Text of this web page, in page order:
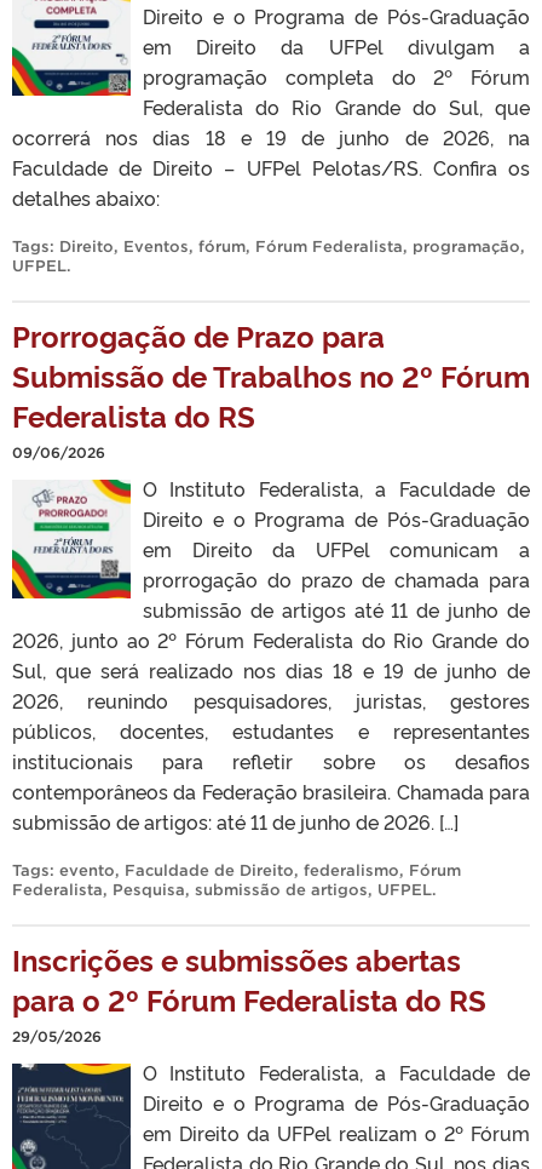
Direito e o Programa de Pós-Graduação
em Direito da UFPel divulgam a
programação completa do 2º Fórum
Federalista do Rio Grande do Sul, que
ocorrerá nos dias 18 e 19 de junho de 2026, na
Faculdade de Direito – UFPel Pelotas/RS. Confira os
detalhes abaixo:
Tags: Direito, Eventos, fórum, Fórum Federalista, programação,
UFPEL.
Prorrogação de Prazo para
Submissão de Trabalhos no 2º Fórum
Federalista do RS
09/06/2026
O Instituto Federalista, a Faculdade de
Direito e o Programa de Pós-Graduação
em Direito da UFPel comunicam a
prorrogação do prazo de chamada para
submissão de artigos até 11 de junho de
2026, junto ao 2º Fórum Federalista do Rio Grande do
Sul, que será realizado nos dias 18 e 19 de junho de
2026, reunindo pesquisadores, juristas, gestores
públicos, docentes, estudantes e representantes
institucionais para refletir sobre os desafios
contemporâneos da Federação brasileira. Chamada para
submissão de artigos: até 11 de junho de 2026. […]
Tags: evento, Faculdade de Direito, federalismo, Fórum
Federalista, Pesquisa, submissão de artigos, UFPEL.
Inscrições e submissões abertas
para o 2º Fórum Federalista do RS
29/05/2026
O Instituto Federalista, a Faculdade de
Direito e o Programa de Pós-Graduação
em Direito da UFPel realizam o 2º Fórum
Federalista do Rio Grande do Sul, nos dias